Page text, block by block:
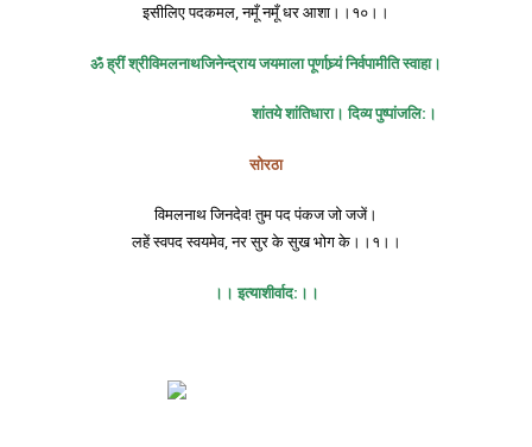
इसीलिए पदकमल, नमूँ नमूँ धर आशा।।१०।।
ॐ ह्रीं श्रीविमलनाथजिनेन्द्राय जयमाला पूर्णाघ्र्यं निर्वपामीति स्वाहा।
शांतये शांतिधारा। दिव्य पुष्पांजलि:।
सोरठा
विमलनाथ जिनदेव! तुम पद पंकज जो जजें।
लहें स्वपद स्वयमेव, नर सुर के सुख भोग के।।१।।
।। इत्याशीर्वाद:।।